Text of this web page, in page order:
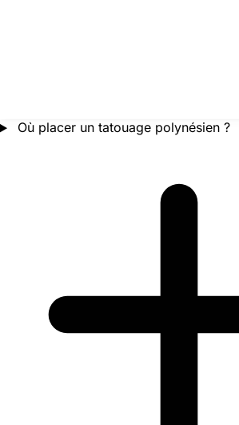
Où placer un tatouage polynésien ?